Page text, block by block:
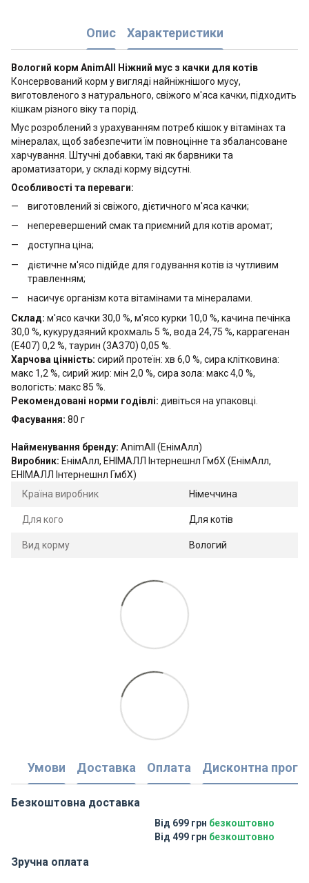
Опис Характеристики
Вологий корм AnimAll Ніжний мус з качки для котів
Консервований корм у вигляді найніжнішого мусу,
виготовленого з натурального, свіжого м'яса качки, підходить
кішкам різного віку та порід.
Мус розроблений з урахуванням потреб кішок у вітамінах та
мінералах, щоб забезпечити їм повноцінне та збалансоване
харчування. Штучні добавки, такі як барвники та
ароматизатори, у складі корму відсутні.
Особливості та переваги:
виготовлений зі свіжого, дієтичного м'яса качки;
неперевершений смак та приємний для котів аромат;
доступна ціна;
дієтичне м'ясо підійде для годування котів із чутливим
травленням;
насичує організм кота вітамінами та мінералами.
Склад: м'ясо качки 30,0 %, м'ясо курки 10,0 %, качина печінка
30,0 %, кукурудзяний крохмаль 5 %, вода 24,75 %, каррагенан
(Е407) 0,2 %, таурин (3А370) 0,05 %.
Харчова цінність: сирий протеїн: хв 6,0 %, сира клітковина:
макс 1,2 %, сирий жир: мін 2,0 %, сира зола: макс 4,0 %,
вологість: макс 85 %.
Рекомендовані норми годівлі: дивіться на упаковці.
Фасування: 80 г
Найменування бренду: AnimAll (ЕнімАлл)
Виробник: ЕнімАлл, ЕНІМАЛЛ Інтернешнл ГмбХ (ЕнімАлл,
ЕНІМАЛЛ Інтернешнл ГмбХ)
Країна виробник
Німеччина
Для кого Для котів
Вид корму Вологий
Умови Доставка Оплата Дисконтна
Безкоштовна доставка
Від 699 грн безкоштовно
Від 499 грн безкоштовно
Зручна оплата